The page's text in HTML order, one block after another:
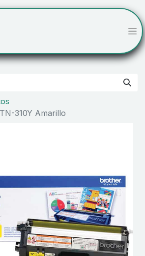
310Y Amarillo